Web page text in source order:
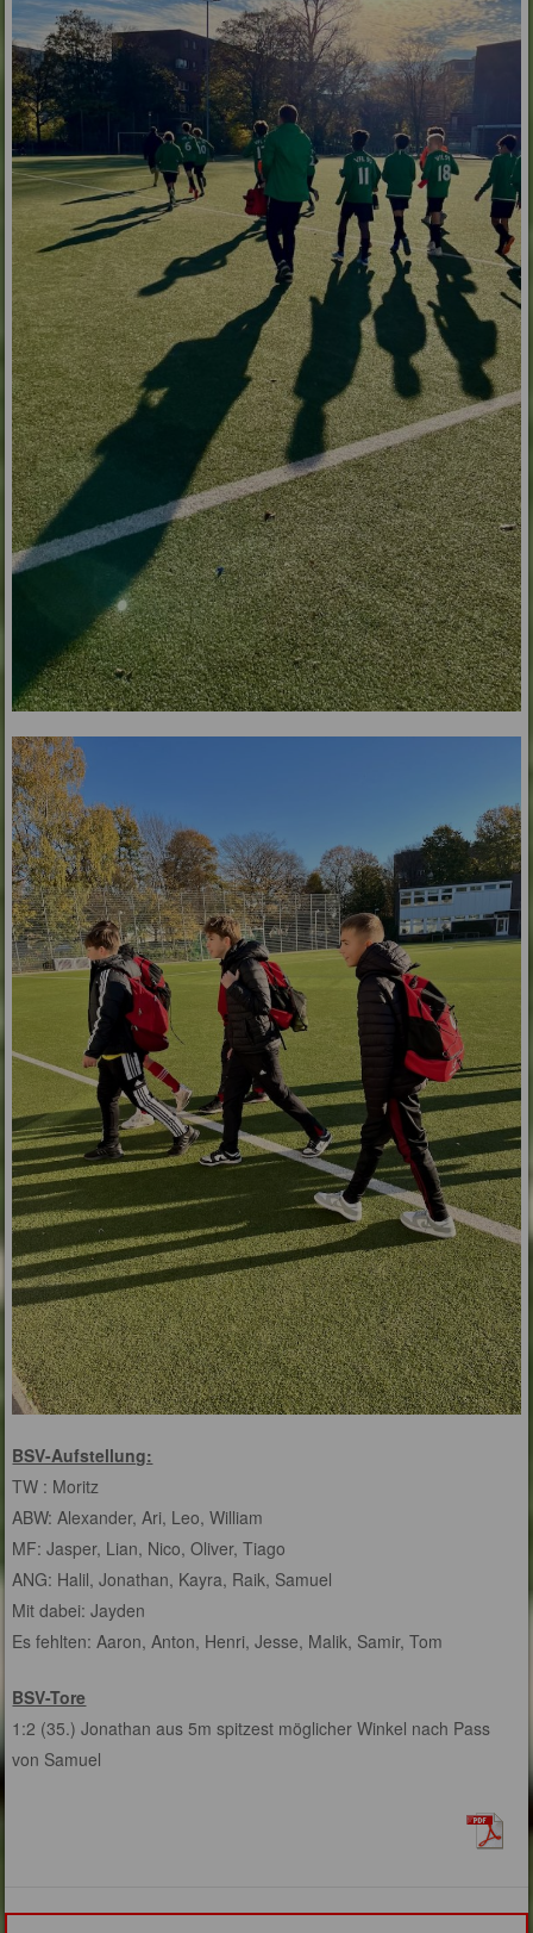
BSV-Aufstellung:
TW : Moritz
ABW: Alexander, Ari, Leo, William
MF: Jasper, Lian, Nico, Oliver, Tiago
ANG: Halil, Jonathan, Kayra, Raik, Samuel
Mit dabei: Jayden
Es fehlten: Aaron, Anton, Henri, Jesse, Malik, Samir, Tom
BSV-Tore
1:2 (35.) Jonathan aus 5m spitzest möglicher Winkel nach Pass
von Samuel